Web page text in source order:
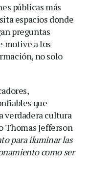
públicas más
espacios donde
preguntas
motive a los
no solo
que
verdadera cultura
Thomas Jefferson
para iluminar las
como ser